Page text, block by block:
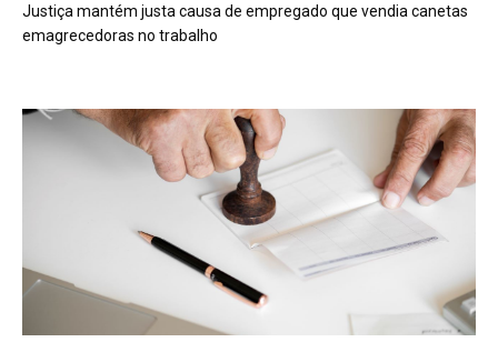
Justiça mantém justa causa de empregado que vendia canetas
emagrecedoras no trabalho